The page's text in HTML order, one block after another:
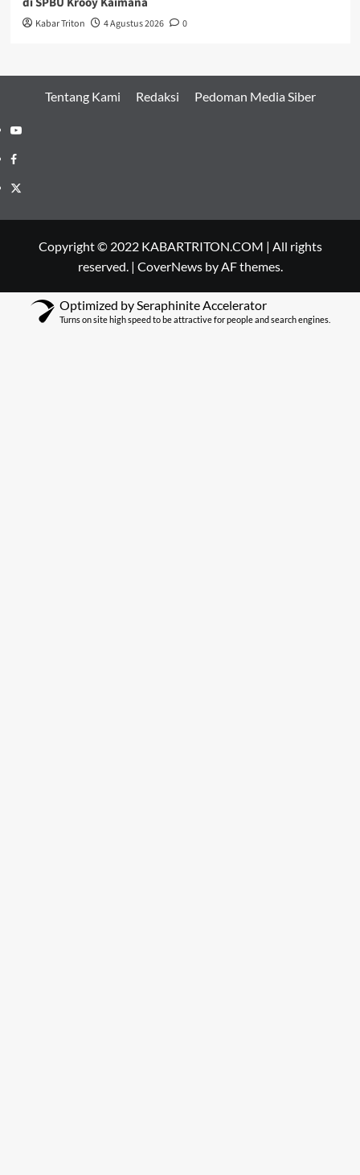
Kabar Triton 4 Agustus 2026 0
Tentang Kami Redaksi Pedoman Media Siber
Youtube
Facebook
Twitter
Copyright © 2022 KABARTRITON.COM | All rights
reserved. | CoverNewsby AF themes.
Optimized by Seraphinite Accelerator
Turns on site high speed to be attractive for people and search engines.